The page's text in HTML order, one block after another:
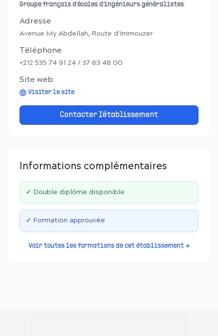
Groupe français d’écoles d’ingénieurs généralistes
Adresse
Avenue My Abdellah, Route d'Immouzer
Téléphone
+212 535 74 91 24 / 37 63 48 00
Site web
Visiter le site
Contacter l'établissement
Informations complémentaires
✓ Double diplôme disponible
✓ Formation approuvée
Voir toutes les formations de cet établissement →